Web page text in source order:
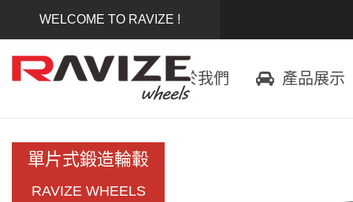
WELCOME TO RAVIZE !
產品展示
關於我們
首頁
單片式鍛造輪轂
RAVIZE WHEELS